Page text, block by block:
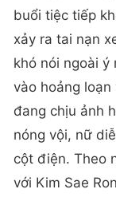
buổi tiệc tiếp
xảy ra tai nạn
khó nói ngoài ý
vào hoảng
đang chịu ảnh
nóng vội, nữ
cột điện. Theo
với Kim Sae